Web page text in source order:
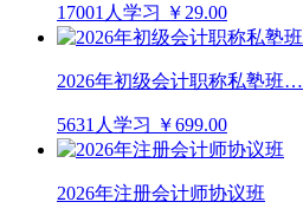
17001人学习 ￥29.00
2026年初级会计职称私塾班…
5631人学习 ￥699.00
2026年注册会计师协议班